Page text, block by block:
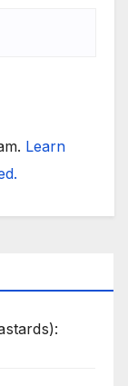
Learn